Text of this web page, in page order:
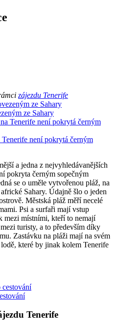
zájezdu Tenerife
ze Sahary
není pokrytá černým
a jedna z nejvyhledávanějších
pokryta černým sopečným
se o uměle vytvořenou pláž, na
Sahary. Údajně šlo o jeden
Městská pláž měří necelé
Psi a surfaři mají vstup
mezi místními, kteří to nemají
turisty, a to především díky
Zastávku na pláži mají na svém
které by jinak kolem Tenerife
cestování
Tenerife